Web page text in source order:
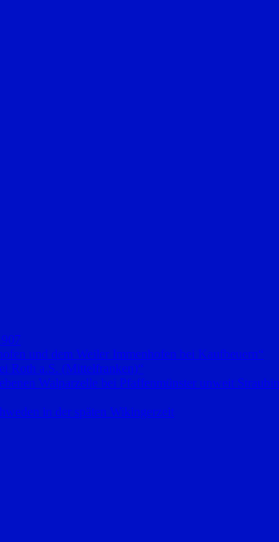
und dem Weiler Immenhofen bei Kaufbeuern“
Roth a.S. (Mittelfranken)“
Walparzelle bei Pfaffenmünster unweit
in der späten Wikingerzeit